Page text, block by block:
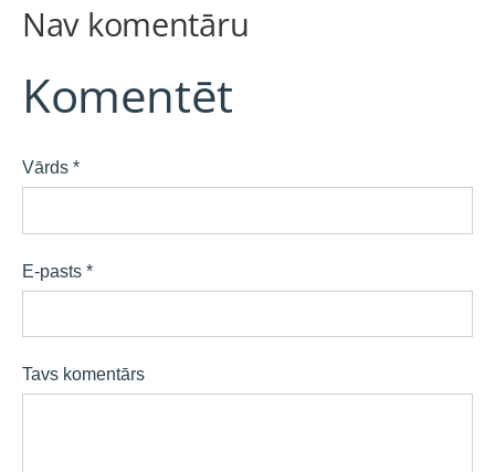
Nav komentāru
Komentēt
Vārds *
E-pasts *
Tavs komentārs